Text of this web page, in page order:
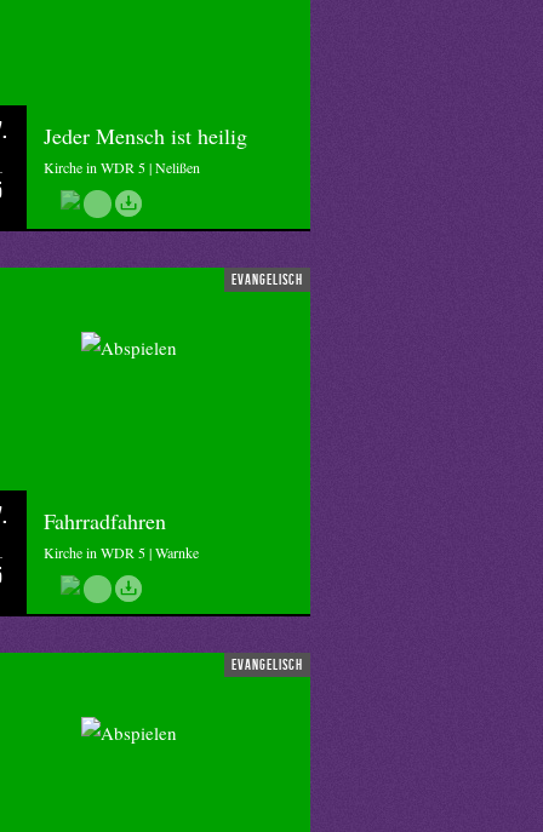
Jeder Mensch ist heilig
Kirche in WDR 5 | Nelißen
evangelisch
Fahrradfahren
Kirche in WDR 5 | Warnke
evangelisch